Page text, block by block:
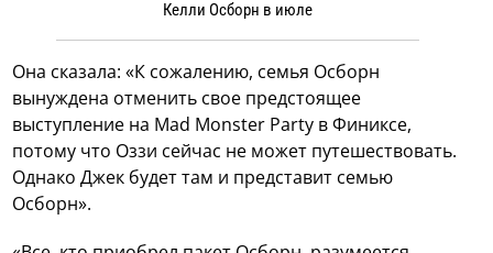
Келли Осборн в июле
Она сказала: «К сожалению, семья Осборн
вынуждена отменить свое предстоящее
выступление на Mad Monster Party в Финиксе,
потому что Оззи сейчас не может путешествовать.
Однако Джек будет там и представит семью
Осборн».